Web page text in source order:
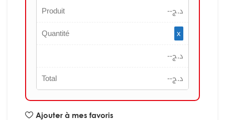
Produit
--د.ج
Quantité
x
--د.ج
Total
--د.ج
Ajouter à mes favoris